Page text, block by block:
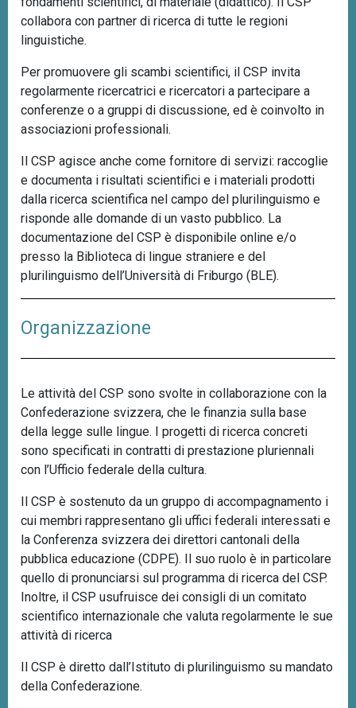
collabora con partner di ricerca di tutte le regioni
linguistiche.
Per promuovere gli scambi scientifici, il CSP invita
regolarmente ricercatrici e ricercatori a partecipare a
conferenze o a gruppi di discussione, ed è coinvolto in
associazioni professionali.
Il CSP agisce anche come fornitore di servizi: raccoglie
e documenta i risultati scientifici e i materiali prodotti
dalla ricerca scientifica nel campo del plurilinguismo e
risponde alle domande di un vasto pubblico. La
documentazione del CSP è disponibile online e/o
presso la Biblioteca di lingue straniere e del
plurilinguismo dell’Università di Friburgo (BLE).
Organizzazione
Le attività del CSP sono svolte in collaborazione con la
Confederazione svizzera, che le finanzia sulla base
della legge sulle lingue. I progetti di ricerca concreti
sono specificati in contratti di prestazione pluriennali
con l’Ufficio federale della cultura.
Il CSP è sostenuto da un gruppo di accompagnamento i
cui membri rappresentano gli uffici federali interessati e
la Conferenza svizzera dei direttori cantonali della
pubblica educazione (CDPE). Il suo ruolo è in particolare
quello di pronunciarsi sul programma di ricerca del CSP.
Inoltre, il CSP usufruisce dei consigli di un comitato
scientifico internazionale che valuta regolarmente le sue
attività di ricerca
Il CSP è diretto dall’Istituto di plurilinguismo su mandato
della Confederazione.